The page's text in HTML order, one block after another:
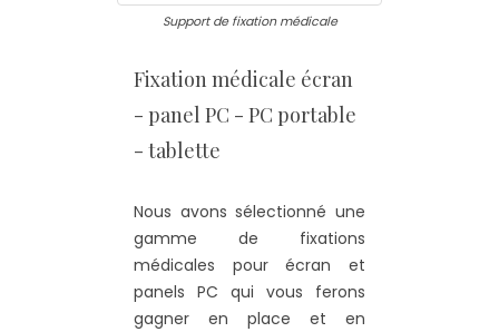
Support de fixation médicale
Fixation médicale écran
- panel PC - PC portable
- tablette
Nous avons sélectionné une
gamme de fixations
médicales pour écran et
panels PC qui vous ferons
gagner en place et en